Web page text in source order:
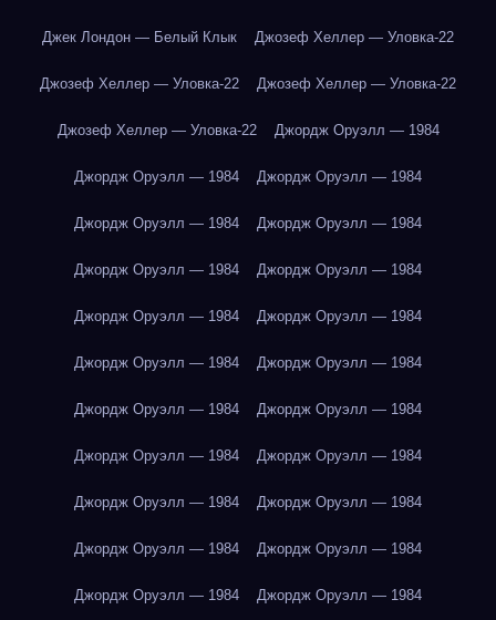
Джек Лондон — Белый Клык Джозеф Хеллер — Уловка-22
Джозеф Хеллер — Уловка-22 Джозеф Хеллер — Уловка-22
Джозеф Хеллер — Уловка-22 Джордж Оруэлл — 1984
Джордж Оруэлл — 1984 Джордж Оруэлл — 1984
Джордж Оруэлл — 1984 Джордж Оруэлл — 1984
Джордж Оруэлл — 1984 Джордж Оруэлл — 1984
Джордж Оруэлл — 1984 Джордж Оруэлл — 1984
Джордж Оруэлл — 1984 Джордж Оруэлл — 1984
Джордж Оруэлл — 1984 Джордж Оруэлл — 1984
Джордж Оруэлл — 1984 Джордж Оруэлл — 1984
Джордж Оруэлл — 1984 Джордж Оруэлл — 1984
Джордж Оруэлл — 1984 Джордж Оруэлл — 1984
Джордж Оруэлл — 1984 Джордж Оруэлл — 1984